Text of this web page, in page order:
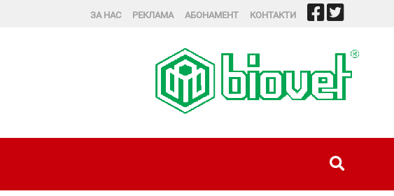
ЗА НАС РЕКЛАМА АБОНАМЕНТ КОНТАКТИ